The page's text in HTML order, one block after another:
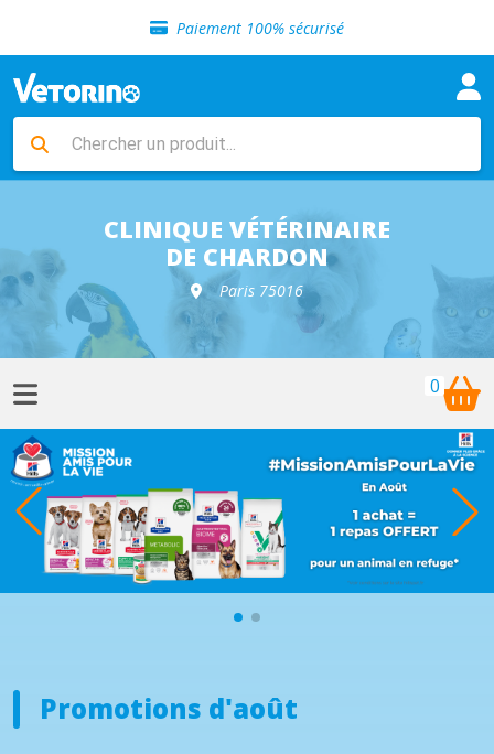
Paiement 100% sécurisé
Livraison gratuite en clinique vétérinaire
Sélection de croquettes vétérinaire
Livraison gratuite en clinique vétérinaire
Retour gratuit en clinique
CLINIQUE VÉTÉRINAIRE
DE CHARDON
Paris 75016
0
Promotions d'août